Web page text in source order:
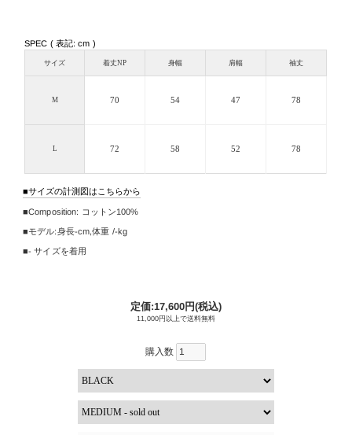
SPEC ( 表記: cm )
サイズ 着丈NP 身幅 肩幅 袖丈
M 70 54 47 78
L 72 58 52 78
サイズの計測図はこちらから
Composition: コットン100%
モデル:身長-cm,体重 /-kg
- サイズを着用
定価:17,600円(税込)
11,000円以上で送料無料
購入数